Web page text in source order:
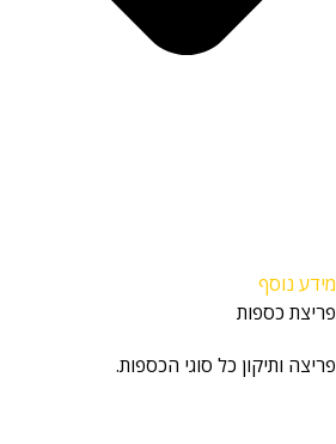
מידע נוסף
פריצת כספות
פריצה ותיקון כל סוגי הכספות.